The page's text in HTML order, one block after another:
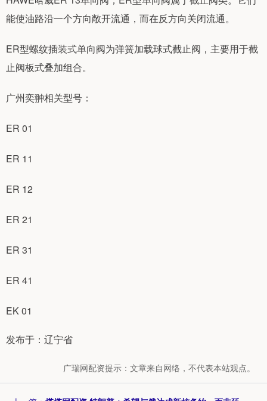
能使油路沿一个方向敞开流通，而在反方向关闭流通。
ER型螺纹插装式单向阀为弹簧加载球式截止阀，主要用于截
止阀板式叠加组合。
广州奕翀相关型号：
ER 01
ER 11
ER 12
ER 21
ER 31
ER 41
EK 01
发布于：辽宁省
广瑞网配资提示：文章来自网络，不代表本站观点。